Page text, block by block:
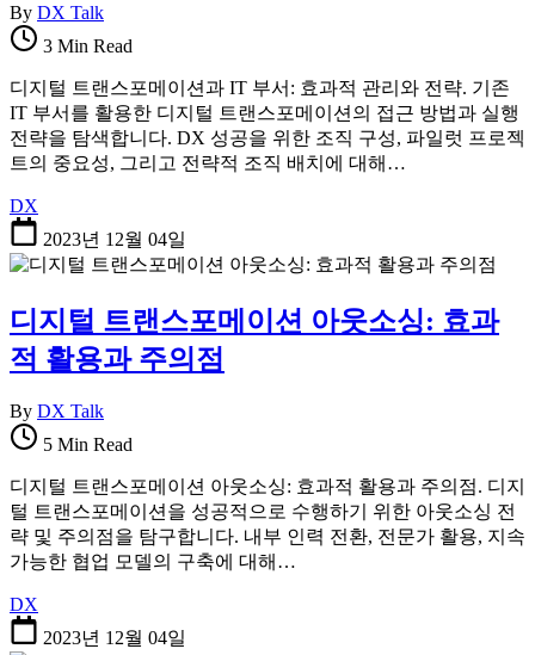
By DX Talk
3 Min Read
디지털 트랜스포메이션과 IT 부서: 효과적 관리와 전략. 기존
IT 부서를 활용한 디지털 트랜스포메이션의 접근 방법과 실행
전략을 탐색합니다. DX 성공을 위한 조직 구성, 파일럿 프로젝
트의 중요성, 그리고 전략적 조직 배치에 대해…
DX
2023년 12월 04일
디지털 트랜스포메이션 아웃소싱: 효과
적 활용과 주의점
By DX Talk
5 Min Read
디지털 트랜스포메이션 아웃소싱: 효과적 활용과 주의점. 디지
털 트랜스포메이션을 성공적으로 수행하기 위한 아웃소싱 전
략 및 주의점을 탐구합니다. 내부 인력 전환, 전문가 활용, 지속
가능한 협업 모델의 구축에 대해…
DX
2023년 12월 04일